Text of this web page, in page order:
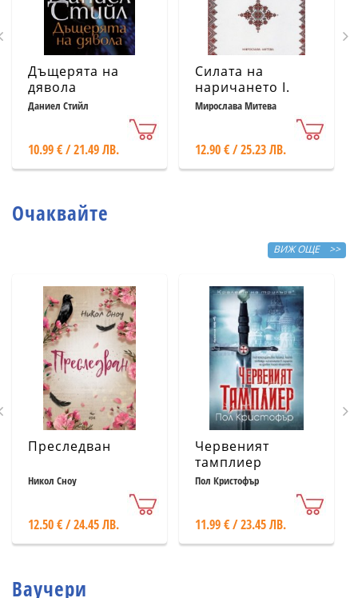
Дъщерята на
дявола
Даниел Стийл
10.99 € / 21.49 ЛВ.
Силата на
наричането І.
Тайната на
български
обичаи, които
Мирослава Митева
12.90 € / 25.23 ЛВ.
Очаквайте
ВИЖ ОЩЕ >>
Преследван
Никол Сноу
12.50 € / 24.45 ЛВ.
Червеният
тамплиер
Пол Кристофър
11.99 € / 23.45 ЛВ.
Ваучери